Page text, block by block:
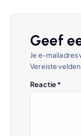
Geef
Je e-
Vereiste
Reactie *